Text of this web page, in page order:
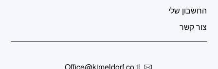
החשבון שלי
צור קשר
Office@kimeldorf.co.il